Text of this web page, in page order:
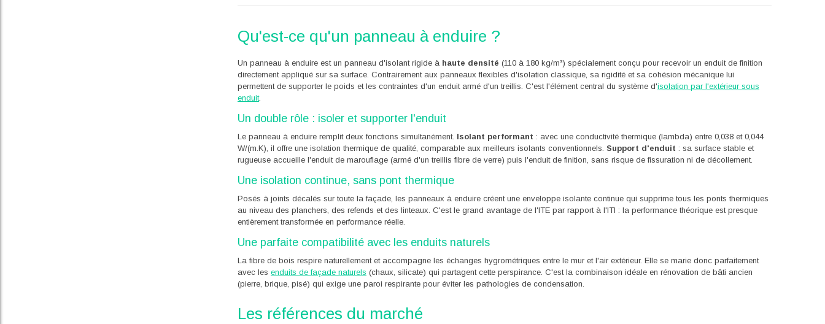
Qu'est-ce qu'un panneau à enduire ?
Un panneau à enduire est un panneau d'isolant rigide à haute densité (110 à 180 kg/m³) spécialement conçu pour recevoir un enduit de finition
directement appliqué sur sa surface. Contrairement aux panneaux flexibles d'isolation classique, sa rigidité et sa cohésion mécanique lui
permettent de supporter le poids et les contraintes d'un enduit armé d'un treillis. C'est l'élément central du système d'isolation par l'extérieur sous
enduit.
Un double rôle : isoler et supporter l'enduit
Le panneau à enduire remplit deux fonctions simultanément. Isolant performant : avec une conductivité thermique (lambda) entre 0,038 et 0,044
W/(m.K), il offre une isolation thermique de qualité, comparable aux meilleurs isolants conventionnels. Support d'enduit : sa surface stable et
rugueuse accueille l'enduit de marouflage (armé d'un treillis fibre de verre) puis l'enduit de finition, sans risque de fissuration ni de décollement.
Une isolation continue, sans pont thermique
Posés à joints décalés sur toute la façade, les panneaux à enduire créent une enveloppe isolante continue qui supprime tous les ponts thermiques
au niveau des planchers, des refends et des linteaux. C'est le grand avantage de l'ITE par rapport à l'ITI : la performance théorique est presque
entièrement transformée en performance réelle.
Une parfaite compatibilité avec les enduits naturels
La fibre de bois respire naturellement et accompagne les échanges hygrométriques entre le mur et l'air extérieur. Elle se marie donc parfaitement
avec les enduits de façade naturels (chaux, silicate) qui partagent cette perspirance. C'est la combinaison idéale en rénovation de bâti ancien
(pierre, brique, pisé) qui exige une paroi respirante pour éviter les pathologies de condensation.
Les références du marché